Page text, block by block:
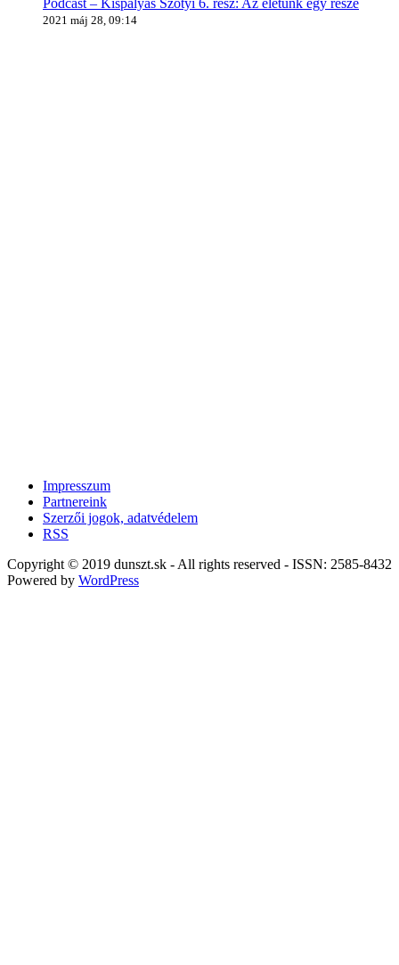
2021 máj 28, 09:14
Impresszum
Partnereink
Szerzői jogok, adatvédelem
RSS
Copyright © 2019 dunszt.sk - All rights reserved - ISSN: 2585-8432
Powered by WordPress